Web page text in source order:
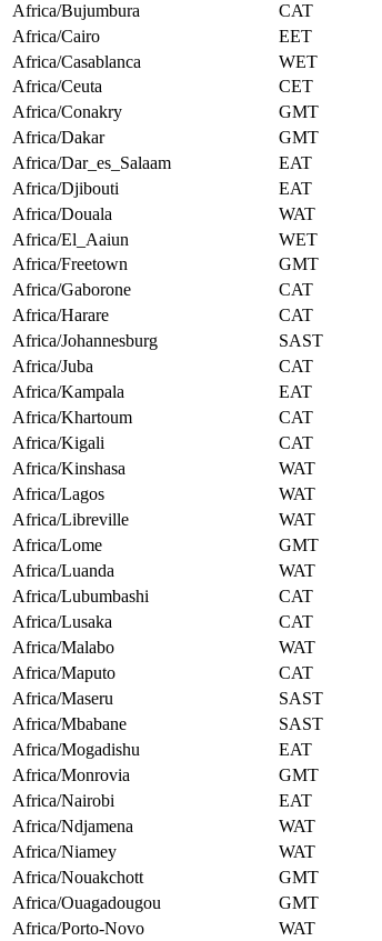
Africa/Bujumbura
CAT
Africa/Cairo
EET
Africa/Casablanca
WET
Africa/Ceuta
CET
Africa/Conakry
GMT
Africa/Dakar
GMT
Africa/Dar_es_Salaam
EAT
Africa/Djibouti
EAT
Africa/Douala
WAT
Africa/El_Aaiun
WET
Africa/Freetown
GMT
Africa/Gaborone
CAT
Africa/Harare
CAT
Africa/Johannesburg
SAST
Africa/Juba
CAT
Africa/Kampala
EAT
Africa/Khartoum
CAT
Africa/Kigali
CAT
Africa/Kinshasa
WAT
Africa/Lagos
WAT
Africa/Libreville
WAT
Africa/Lome
GMT
Africa/Luanda
WAT
Africa/Lubumbashi
CAT
Africa/Lusaka
CAT
Africa/Malabo
WAT
Africa/Maputo
CAT
Africa/Maseru
SAST
Africa/Mbabane
SAST
Africa/Mogadishu
EAT
Africa/Monrovia
GMT
Africa/Nairobi
EAT
Africa/Ndjamena
WAT
Africa/Niamey
WAT
Africa/Nouakchott
GMT
Africa/Ouagadougou
GMT
Africa/Porto-Novo
WAT